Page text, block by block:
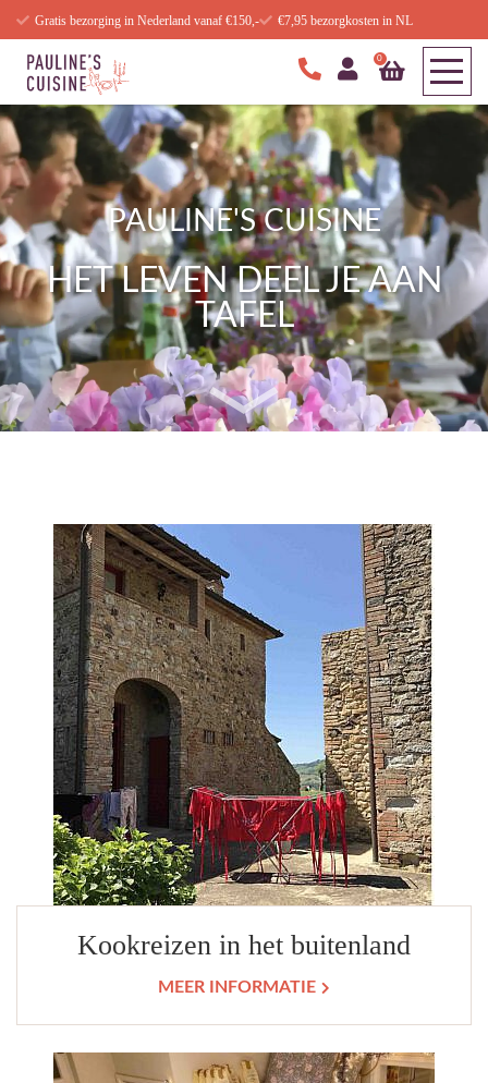
Gratis bezorging in Nederland vanaf €150,- €7,95 bezorgkosten in NL
0
PAULINE'S CUISINE
HET LEVEN DEEL JE AAN
TAFEL
Kookreizen in het buitenland
MEER INFORMATIE